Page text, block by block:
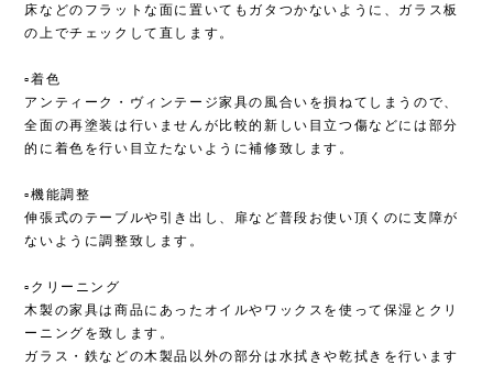
床などのフラットな面に置いてもガタつかないように、ガラス板
の上でチェックして直します。
▫︎着色
アンティーク・ヴィンテージ家具の風合いを損ねてしまうので、
全面の再塗装は行いませんが比較的新しい目立つ傷などには部分
的に着色を行い目立たないように補修致します。
▫︎機能調整
伸張式のテーブルや引き出し、扉など普段お使い頂くのに支障が
ないように調整致します。
▫︎クリーニング
木製の家具は商品にあったオイルやワックスを使って保湿とクリ
ーニングを致します。
ガラス・鉄などの木製品以外の部分は水拭きや乾拭きを行います